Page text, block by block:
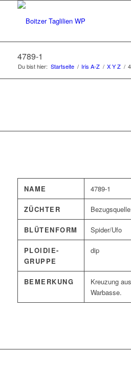
4789-1
Du bist hier: Startseite / Iris A-Z / X Y Z /
NAME 4789-1
ZÜCHTER
BLÜTENFORM Spider/Ufo
PLOIDIE-
GRUPPE
dip
BEMERKUNG
Kreuzung
Warbasse.